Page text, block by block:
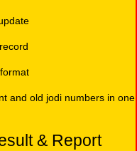
and old jodi numbers in one
& Report